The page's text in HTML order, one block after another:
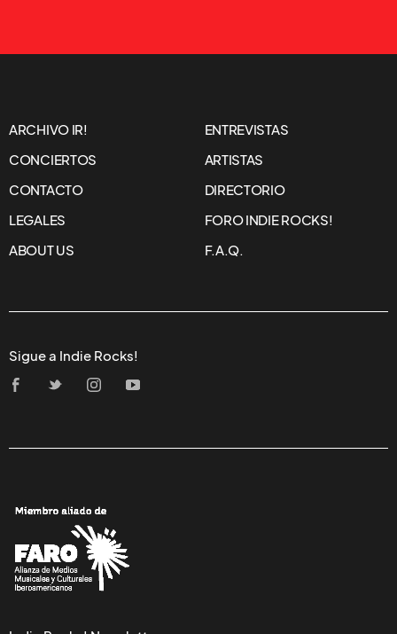
ARCHIVO IR!
ENTREVISTAS
CONCIERTOS
ARTISTAS
CONTACTO
DIRECTORIO
LEGALES
FORO INDIE ROCKS!
ABOUT US
F.A.Q.
Sigue a Indie Rocks!